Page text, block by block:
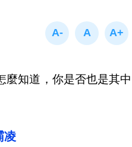
麼知道，你是否也是其中
凌